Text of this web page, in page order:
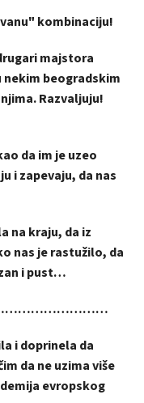
kombinaciju!
majstora
nekim beogradskim
Razvaljuju!
da im je uzeo
i zapevaju, da nas
na kraju, da iz
nas je rastužilo, da
i pust…
i doprinela da
da ne uzima više
evropskog